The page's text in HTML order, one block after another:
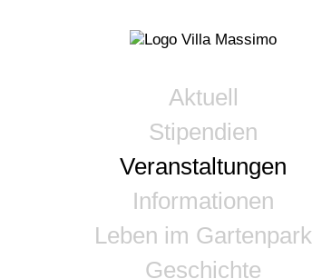
Aktuell
Stipendien
Veranstaltungen
Informationen
Leben im Gartenpark
Geschichte